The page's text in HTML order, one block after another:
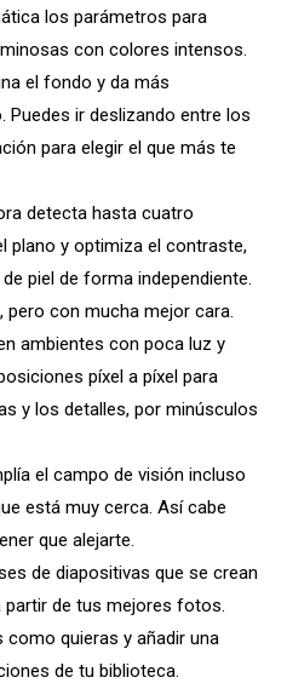
los parámetros para
con colores intensos.
el fondo y da más
Puedes ir deslizando entre los
para elegir el que más te
detecta hasta cuatro
plano y optimiza el contraste,
piel de forma independiente.
pero con mucha mejor cara.
ambientes con poca luz y
píxel a píxel para
y los detalles, por minúsculos
el campo de visión incluso
está muy cerca. Así cabe
que alejarte.
de diapositivas que se crean
de tus mejores fotos.
como quieras y añadir una
de tu biblioteca.